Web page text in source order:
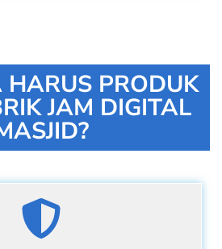
HARUS PRODUK
JAM DIGITAL